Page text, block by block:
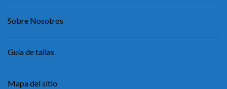
Sobre Nosotros
Guía de tallas
Mapa del sitio